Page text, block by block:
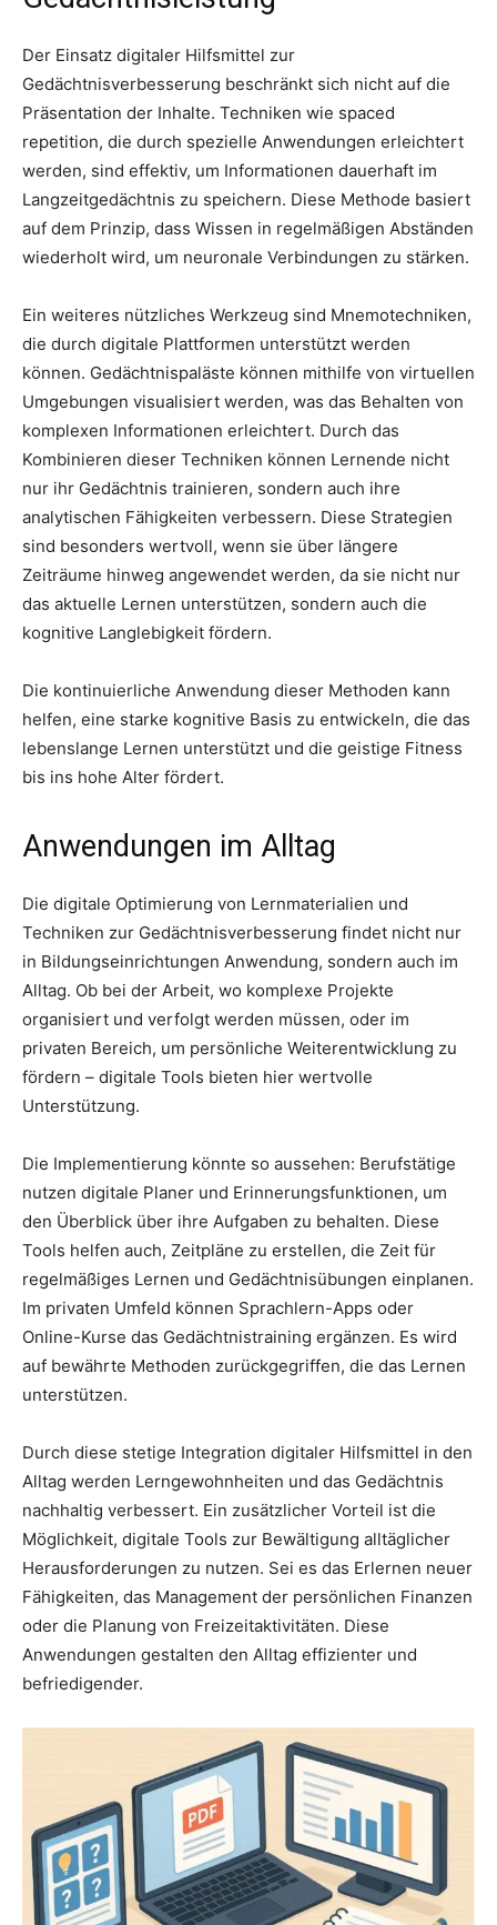
Der Einsatz digitaler Hilfsmittel zur
Gedächtnisverbesserung beschränkt sich nicht auf die
Präsentation der Inhalte. Techniken wie spaced
repetition, die durch spezielle Anwendungen erleichtert
werden, sind effektiv, um Informationen dauerhaft im
Langzeitgedächtnis zu speichern. Diese Methode basiert
auf dem Prinzip, dass Wissen in regelmäßigen Abständen
wiederholt wird, um neuronale Verbindungen zu stärken.
Ein weiteres nützliches Werkzeug sind Mnemotechniken,
die durch digitale Plattformen unterstützt werden
können. Gedächtnispaläste können mithilfe von virtuellen
Umgebungen visualisiert werden, was das Behalten von
komplexen Informationen erleichtert. Durch das
Kombinieren dieser Techniken können Lernende nicht
nur ihr Gedächtnis trainieren, sondern auch ihre
analytischen Fähigkeiten verbessern. Diese Strategien
sind besonders wertvoll, wenn sie über längere
Zeiträume hinweg angewendet werden, da sie nicht nur
das aktuelle Lernen unterstützen, sondern auch die
kognitive Langlebigkeit fördern.
Die kontinuierliche Anwendung dieser Methoden kann
helfen, eine starke kognitive Basis zu entwickeln, die das
lebenslange Lernen unterstützt und die geistige Fitness
bis ins hohe Alter fördert.
Anwendungen im Alltag
Die digitale Optimierung von Lernmaterialien und
Techniken zur Gedächtnisverbesserung findet nicht nur
in Bildungseinrichtungen Anwendung, sondern auch im
Alltag. Ob bei der Arbeit, wo komplexe Projekte
organisiert und verfolgt werden müssen, oder im
privaten Bereich, um persönliche Weiterentwicklung zu
fördern – digitale Tools bieten hier wertvolle
Unterstützung.
Die Implementierung könnte so aussehen: Berufstätige
nutzen digitale Planer und Erinnerungsfunktionen, um
den Überblick über ihre Aufgaben zu behalten. Diese
Tools helfen auch, Zeitpläne zu erstellen, die Zeit für
regelmäßiges Lernen und Gedächtnisübungen einplanen.
Im privaten Umfeld können Sprachlern-Apps oder
Online-Kurse das Gedächtnistraining ergänzen. Es wird
auf bewährte Methoden zurückgegriffen, die das Lernen
unterstützen.
Durch diese stetige Integration digitaler Hilfsmittel in den
Alltag werden Lerngewohnheiten und das Gedächtnis
nachhaltig verbessert. Ein zusätzlicher Vorteil ist die
Möglichkeit, digitale Tools zur Bewältigung alltäglicher
Herausforderungen zu nutzen. Sei es das Erlernen neuer
Fähigkeiten, das Management der persönlichen Finanzen
oder die Planung von Freizeitaktivitäten. Diese
Anwendungen gestalten den Alltag effizienter und
befriedigender.